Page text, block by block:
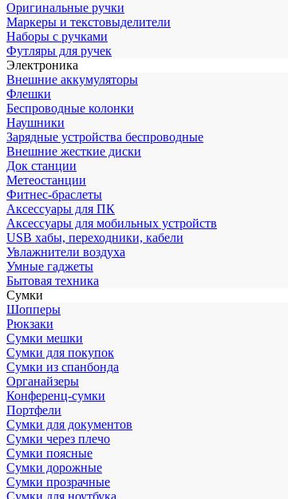
Оригинальные ручки
Маркеры и текстовыделители
Наборы с ручками
Футляры для ручек
Электроника
Внешние аккумуляторы
Флешки
Беспроводные колонки
Наушники
Зарядные устройства беспроводные
Внешние жесткие диски
Док станции
Метеостанции
Фитнес-браслеты
Аксессуары для ПК
Аксессуары для мобильных устройств
USB хабы, переходники, кабели
Увлажнители воздуха
Умные гаджеты
Бытовая техника
Сумки
Шопперы
Рюкзаки
Сумки мешки
Сумки для покупок
Сумки из спанбонда
Органайзеры
Конференц-сумки
Портфели
Сумки для документов
Сумки через плечо
Сумки поясные
Сумки дорожные
Сумки прозрачные
Сумки для ноутбука